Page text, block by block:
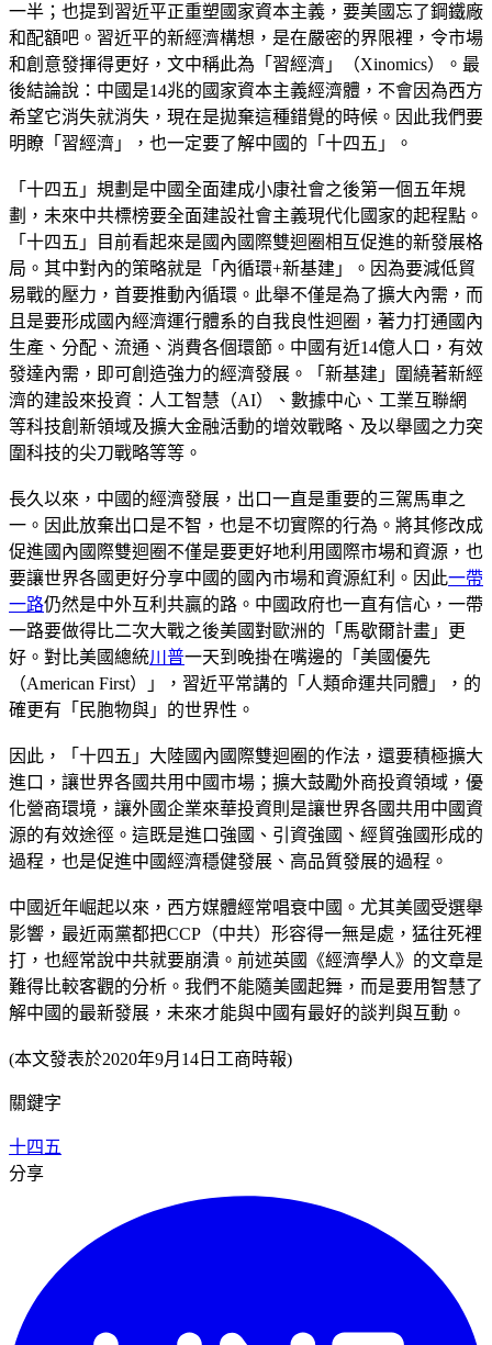
一半；也提到習近平正重塑國家資本主義，要美國忘了鋼鐵廠
和配額吧。習近平的新經濟構想，是在嚴密的界限裡，令市場
和創意發揮得更好，文中稱此為「習經濟」（Xinomics）。最
後結論說：中國是14兆的國家資本主義經濟體，不會因為西方
希望它消失就消失，現在是拋棄這種錯覺的時候。因此我們要
明瞭「習經濟」，也一定要了解中國的「十四五」。
「十四五」規劃是中國全面建成小康社會之後第一個五年規
劃，未來中共標榜要全面建設社會主義現代化國家的起程點。
「十四五」目前看起來是國內國際雙迴圈相互促進的新發展格
局。其中對內的策略就是「內循環+新基建」。因為要減低貿
易戰的壓力，首要推動內循環。此舉不僅是為了擴大內需，而
且是要形成國內經濟運行體系的自我良性迴圈，著力打通國內
生產、分配、流通、消費各個環節。中國有近14億人口，有效
發達內需，即可創造強力的經濟發展。「新基建」圍繞著新經
濟的建設來投資：人工智慧（AI）、數據中心、工業互聯網
等科技創新領域及擴大金融活動的增效戰略、及以舉國之力突
圍科技的尖刀戰略等等。
長久以來，中國的經濟發展，出口一直是重要的三駕馬車之
一。因此放棄出口是不智，也是不切實際的行為。將其修改成
促進國內國際雙迴圈不僅是要更好地利用國際市場和資源，也
要讓世界各國更好分享中國的國內市場和資源紅利。因此一帶
一路仍然是中外互利共贏的路。中國政府也一直有信心，一帶
一路要做得比二次大戰之後美國對歐洲的「馬歇爾計畫」更
好。對比美國總統川普一天到晚掛在嘴邊的「美國優先
（American First）」，習近平常講的「人類命運共同體」，的
確更有「民胞物與」的世界性。
因此，「十四五」大陸國內國際雙迴圈的作法，還要積極擴大
進口，讓世界各國共用中國市場；擴大鼓勵外商投資領域，優
化營商環境，讓外國企業來華投資則是讓世界各國共用中國資
源的有效途徑。這既是進口強國、引資強國、經貿強國形成的
過程，也是促進中國經濟穩健發展、高品質發展的過程。
中國近年崛起以來，西方媒體經常唱衰中國。尤其美國受選舉
影響，最近兩黨都把CCP（中共）形容得一無是處，猛往死裡
打，也經常說中共就要崩潰。前述英國《經濟學人》的文章是
難得比較客觀的分析。我們不能隨美國起舞，而是要用智慧了
解中國的最新發展，未來才能與中國有最好的談判與互動。
(本文發表於2020年9月14日工商時報)
關鍵字
十四五
分享